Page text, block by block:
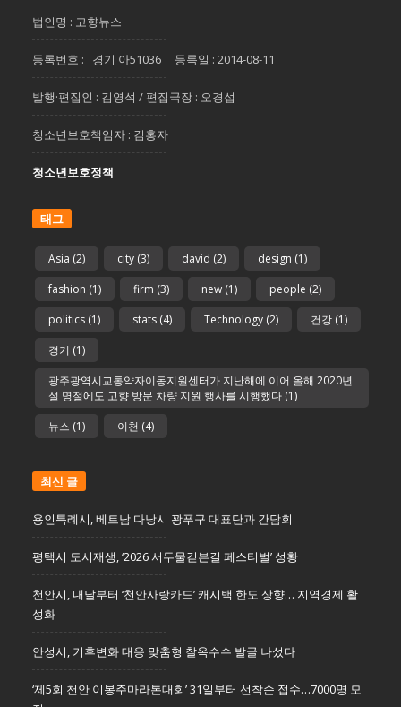
법인명 : 고향뉴스
등록번호 : 경기 아51036 등록일 : 2014-08-11
발행·편집인 : 김영석 / 편집국장 : 오경섭
청소년보호책임자 : 김홍자
청소년보호정책
태그
Asia (2) city (3) david (2) design (1)
fashion (1) firm (3) new (1) people (2)
politics (1) stats (4) Technology (2) 건강 (1)
경기 (1)
광주광역시교통약자이동지원센터가 지난해에 이어 올해 2020년
설 명절에도 고향 방문 차량 지원 행사를 시행했다 (1)
뉴스 (1) 이천 (4)
최신 글
용인특례시, 베트남 다낭시 꽝푸구 대표단과 간담회
평택시 도시재생, ‘2026 서두물긷븐길 페스티벌’ 성황
천안시, 내달부터 ‘천안사랑카드’ 캐시백 한도 상향… 지역경제 활
성화
안성시, 기후변화 대응 맞춤형 찰옥수수 발굴 나섰다
‘제5회 천안 이봉주마라톤대회’ 31일부터 선착순 접수…7000명 모